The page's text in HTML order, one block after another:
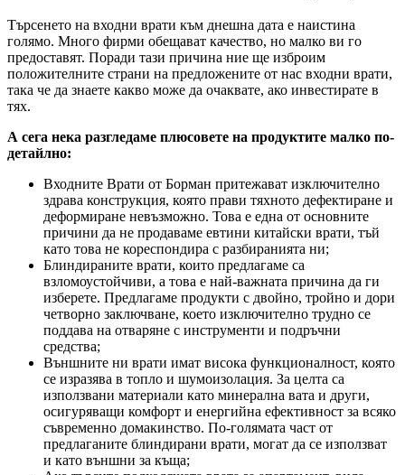
Търсенето на входни врати към днешна дата е наистина
голямо. Много фирми обещават качество, но малко ви го
предоставят. Поради тази причина ние ще изброим
положителните страни на предложените от нас входни врати,
така че да знаете какво може да очаквате, ако инвестирате в
тях.
А сега нека разгледаме плюсовете на продуктите малко по-
детайлно:
Входните Врати от Борман притежават изключително
здрава конструкция, която прави тяхното дефектиране и
деформиране невъзможно. Това е една от основните
причини да не продаваме евтини китайски врати, тъй
като това не кореспондира с разбиранията ни;
Блиндираните врати, които предлагаме са
взломоустойчиви, а това е най-важната причина да ги
изберете. Предлагаме продукти с двойно, тройно и дори
четворно заключване, което изключително трудно се
поддава на отваряне с инструменти и подръчни
средства;
Външните ни врати имат висока функционалност, която
се изразява в топло и шумоизолация. За целта са
използвани материали като минерална вата и други,
осигуряващи комфорт и енергийна ефективност за всяко
съвременно домакинство. По-голямата част от
предлаганите блиндирани врати, могат да се използват
и като външни за къща;